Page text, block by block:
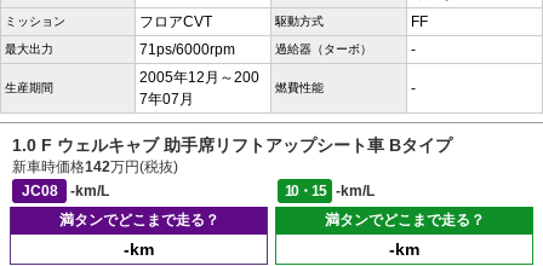
ミッション フロアCVT 駆動方式 FF
最大出力 71ps/6000rpm 過給器（ターボ） -
生産期間
2005年12月～200
7年07月
燃費性能 -
1.0 F ウェルキャブ 助手席リフトアップシート車 Bタイプ
新車時価格142万円(税抜)
JC08
-km/L 10・15
-km/L
満タンでどこまで走る？
-km
満タンでどこまで走る？
-km